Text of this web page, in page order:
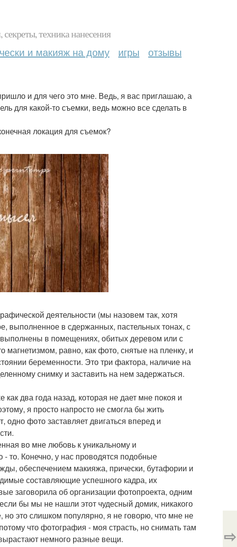
техника нанесения
и макияж на дому игры отзывы
и для чего это мне. Ведь, я вас приглашаю, а
для какой-то съемки, ведь можно все сделать в
локация для съемок?
деятельности (мы назовем так, хотя
выполненное в сдержанных, пастельных тонах, с
в помещениях, обитых деревом или с
равно, как фото, снятые на пленку, и
беременности. Это три фактора, наличие на
снимку и заставить на нем задержаться.
два года назад, которая не дает мне покоя и
я просто напросто не смогла бы жить
фото заставляет двигаться вперед и
во мне любовь к уникальному и
то. Конечно, у нас проводятся подобные
обеспечением макияжа, прически, бутафории и
составляющие успешного кадра, их
заговорила об организации фотопроекта, одним
бы мы не нашли этот чудесный домик, никакого
это слишком популярно, я не говорю, что мне не
что фотография - моя страсть, но снимать там
вырастают немного разные вещи.
⇨